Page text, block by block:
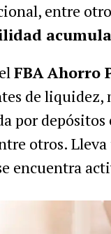
entre
FBAAhorro
de
por
otros. Lleva
encuentra